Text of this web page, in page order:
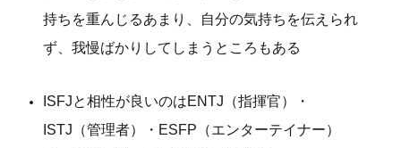
持ちを重んじるあまり、自分の気持ちを伝えられ
ず、我慢ばかりしてしまうところもある
ISFJと相性が良いのはENTJ（指揮官）・
ISTJ（管理者）・ESFP（エンターテイナー）